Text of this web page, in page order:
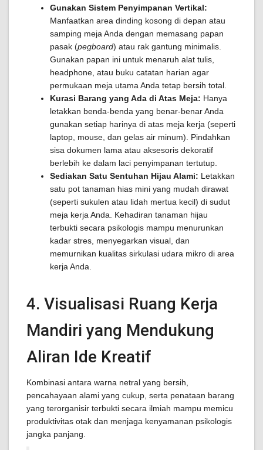
Gunakan Sistem Penyimpanan Vertikal:
Manfaatkan area dinding kosong di depan atau
samping meja Anda dengan memasang papan
pasak (pegboard) atau rak gantung minimalis.
Gunakan papan ini untuk menaruh alat tulis,
headphone, atau buku catatan harian agar
permukaan meja utama Anda tetap bersih total.
Kurasi Barang yang Ada di Atas Meja: Hanya
letakkan benda-benda yang benar-benar Anda
gunakan setiap harinya di atas meja kerja (seperti
laptop, mouse, dan gelas air minum). Pindahkan
sisa dokumen lama atau aksesoris dekoratif
berlebih ke dalam laci penyimpanan tertutup.
Sediakan Satu Sentuhan Hijau Alami: Letakkan
satu pot tanaman hias mini yang mudah dirawat
(seperti sukulen atau lidah mertua kecil) di sudut
meja kerja Anda. Kehadiran tanaman hijau
terbukti secara psikologis mampu menurunkan
kadar stres, menyegarkan visual, dan
memurnikan kualitas sirkulasi udara mikro di area
kerja Anda.
4. Visualisasi Ruang Kerja
Mandiri yang Mendukung
Aliran Ide Kreatif
Kombinasi antara warna netral yang bersih,
pencahayaan alami yang cukup, serta penataan barang
yang terorganisir terbukti secara ilmiah mampu memicu
produktivitas otak dan menjaga kenyamanan psikologis
jangka panjang.